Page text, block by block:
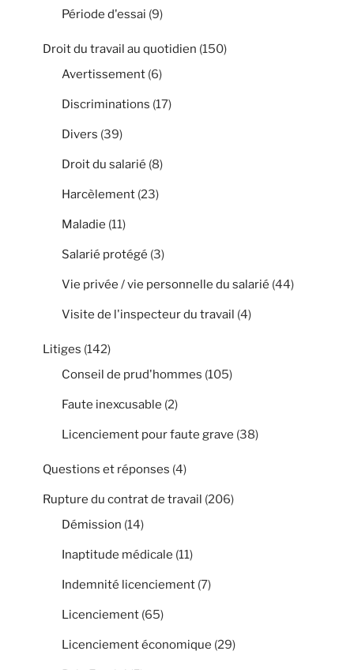
Période d'essai (9)
Droit du travail au quotidien (150)
Avertissement (6)
Discriminations (17)
Divers (39)
Droit du salarié (8)
Harcèlement (23)
Maladie (11)
Salarié protégé (3)
Vie privée / vie personnelle du salarié (44)
Visite de l'inspecteur du travail (4)
Litiges (142)
Conseil de prud'hommes (105)
Faute inexcusable (2)
Licenciement pour faute grave (38)
Questions et réponses (4)
Rupture du contrat de travail (206)
Démission (14)
Inaptitude médicale (11)
Indemnité licenciement (7)
Licenciement (65)
Licenciement économique (29)